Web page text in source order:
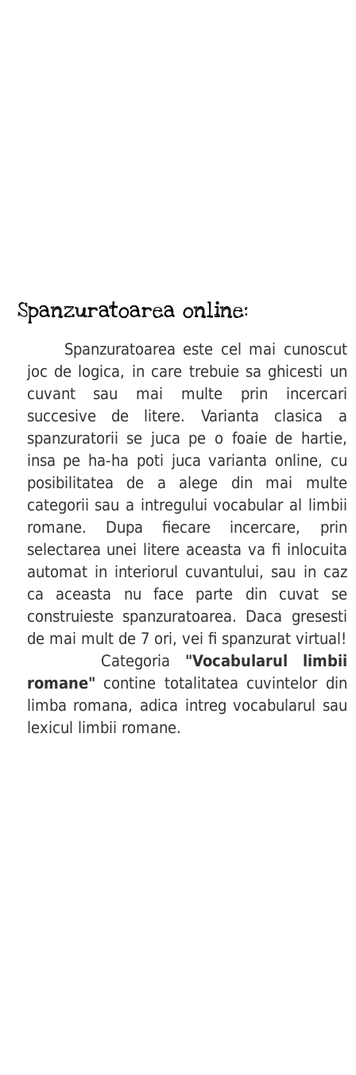
Spanzuratoarea online:
Spanzuratoarea este cel mai cunoscut
joc de logica, in care trebuie sa ghicesti un
cuvant sau mai multe prin incercari
succesive de litere. Varianta clasica a
spanzuratorii se juca pe o foaie de hartie,
insa pe ha-ha poti juca varianta online, cu
posibilitatea de a alege din mai multe
categorii sau a intregului vocabular al limbii
romane. Dupa fiecare incercare, prin
selectarea unei litere aceasta va fi inlocuita
automat in interiorul cuvantului, sau in caz
ca aceasta nu face parte din cuvat se
construieste spanzuratoarea. Daca gresesti
de mai mult de 7 ori, vei fi spanzurat virtual!
Categoria "Vocabularul limbii
romane" contine totalitatea cuvintelor din
limba romana, adica intreg vocabularul sau
lexicul limbii romane.